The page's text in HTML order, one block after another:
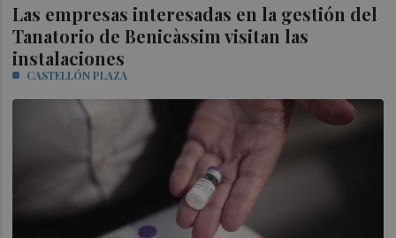
Las empresas interesadas en la gestión del
Tanatorio de Benicàssim visitan las
instalaciones
CASTELLÓN PLAZA